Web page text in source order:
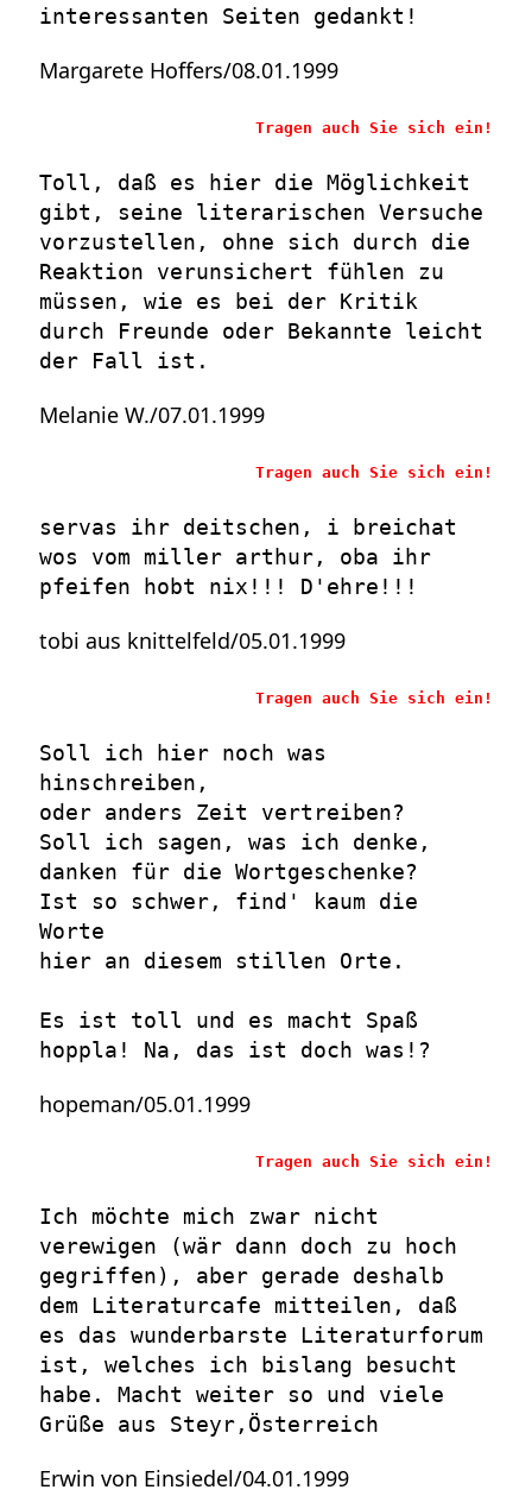
interessanten Seiten gedankt!
Margarete Hoffers/08.01.1999
Tragen auch Sie sich ein!
Toll, daß es hier die Möglichkeit
gibt, seine literarischen Versuche
vorzustellen, ohne sich durch die
Reaktion verunsichert fühlen zu
müssen, wie es bei der Kritik
durch Freunde oder Bekannte leicht
der Fall ist.
Melanie W./07.01.1999
Tragen auch Sie sich ein!
servas ihr deitschen, i breichat
wos vom miller arthur, oba ihr
pfeifen hobt nix!!! D'ehre!!!
tobi aus knittelfeld/05.01.1999
Tragen auch Sie sich ein!
Soll ich hier noch was
hinschreiben,
oder anders Zeit vertreiben?
Soll ich sagen, was ich denke,
danken für die Wortgeschenke?
Ist so schwer, find' kaum die
Worte
hier an diesem stillen Orte.
Es ist toll und es macht Spaß
hoppla! Na, das ist doch was!?
hopeman/05.01.1999
Tragen auch Sie sich ein!
Ich möchte mich zwar nicht
verewigen (wär dann doch zu hoch
gegriffen), aber gerade deshalb
dem Literaturcafe mitteilen, daß
es das wunderbarste Literaturforum
ist, welches ich bislang besucht
habe. Macht weiter so und viele
Grüße aus Steyr,Österreich
Erwin von Einsiedel/04.01.1999